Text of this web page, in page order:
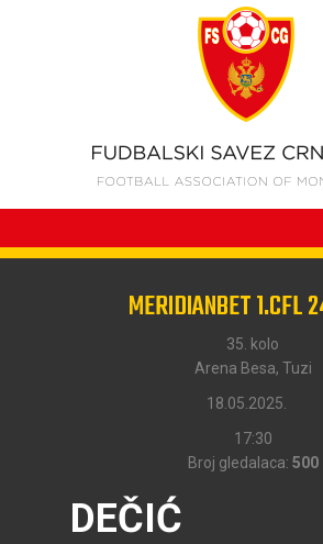
MERIDIANBET 1.CFL
35. kolo
Arena Besa, Tuzi
18.05.2025.
17:30
Broj gledalaca: 500
DEČIĆ